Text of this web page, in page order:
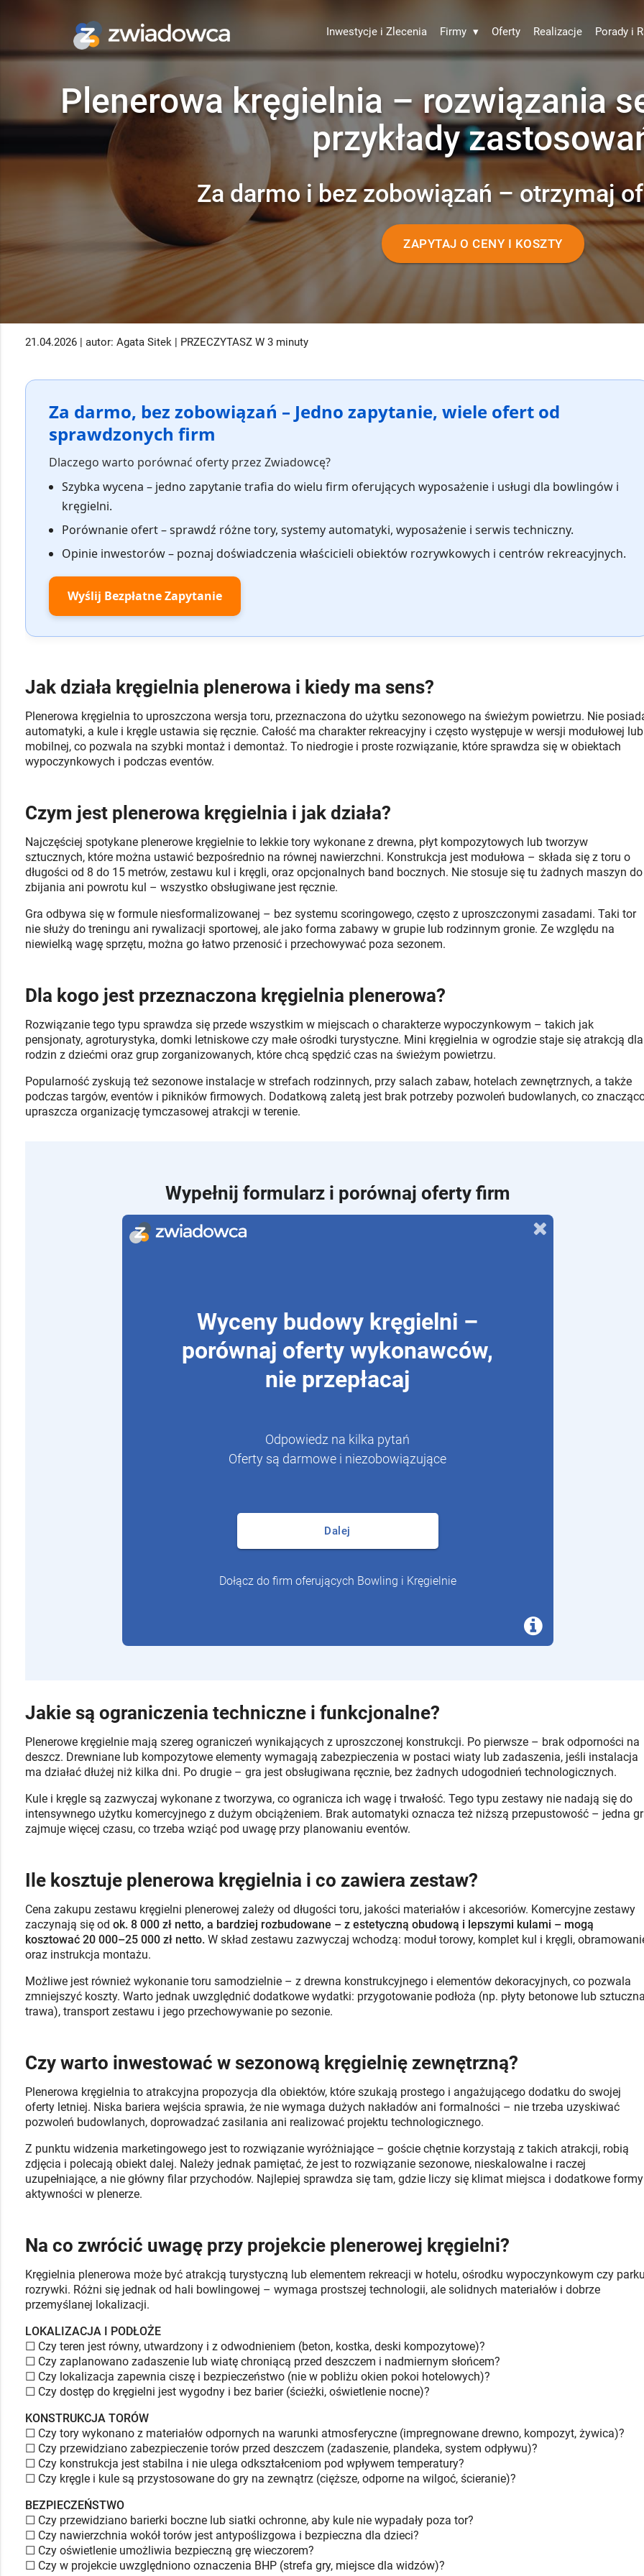
Inwestycje i Zlecenia Firmy ▾ Oferty Realizacje Porady i
Plenerowa kręgielnia – rozwiązania
przykłady
Za darmo i bez zobowiązań – otrzymaj
ZAPYTAJ O CENY I KOSZTY
21.04.2026 | autor: Agata Sitek | PRZECZYTASZ W 3 minuty
Za darmo, bez zobowiązań – Jedno zapytanie, wiele ofert od
sprawdzonych firm
Dlaczego warto porównać oferty przez Zwiadowcę?
Szybka wycena – jedno zapytanie trafia do wielu firm oferujących wyposażenie i usługi dla bowlingów i
kręgielni.
Porównanie ofert– sprawdź różne tory, systemy automatyki, wyposażenie i serwis techniczny.
Opinie inwestorów– poznaj doświadczenia właścicieli obiektów rozrywkowych i centrów rekreacyjnych.
Wyślij Bezpłatne Zapytanie
Jak działa kręgielnia plenerowa i kiedy ma sens?
Plenerowa kręgielnia to uproszczona wersja toru, przeznaczona do użytku sezonowego na świeżym powietrzu. Nie
automatyki, a kule i kręgle ustawia się ręcznie. Całość ma charakter rekreacyjny i często występuje w wersji modułowej lub
mobilnej, co pozwala na szybki montaż i demontaż. To niedrogie i proste rozwiązanie, które sprawdza się w obiektach
wypoczynkowych i podczas eventów.
Czym jest plenerowa kręgielnia i jak działa?
Najczęściej spotykane plenerowe kręgielnie to lekkie tory wykonane z drewna, płyt kompozytowych lub tworzyw
sztucznych, które można ustawić bezpośrednio na równej nawierzchni. Konstrukcja jest modułowa – składa się z toru o
długości od 8 do 15 metrów, zestawu kul i kręgli, oraz opcjonalnych band bocznych. Nie stosuje się tu żadnych maszyn do
zbijania ani powrotu kul – wszystko obsługiwane jest ręcznie.
Gra odbywa się w formule niesformalizowanej – bez systemu scoringowego, często z uproszczonymi zasadami. Taki tor
nie służy do treningu ani rywalizacji sportowej, ale jako forma zabawy w grupie lub rodzinnym gronie. Ze względu na
niewielką wagę sprzętu, można go łatwo przenosić i przechowywać poza sezonem.
Dla kogo jest przeznaczona kręgielnia plenerowa?
Rozwiązanie tego typu sprawdza się przede wszystkim w miejscach o charakterze wypoczynkowym – takich jak
pensjonaty, agroturystyka, domki letniskowe czy małe ośrodki turystyczne. Mini kręgielnia w ogrodzie staje się atrakcją dla
rodzin z dziećmi oraz grup zorganizowanych, które chcą spędzić czas na świeżym powietrzu.
Popularność zyskują też sezonowe instalacje w strefach rodzinnych, przy salach zabaw, hotelach zewnętrznych, a także
podczas targów, eventów i pikników firmowych. Dodatkową zaletą jest brak potrzeby pozwoleń budowlanych, co
upraszcza organizację tymczasowej atrakcji w terenie.
Wypełnij formularz i porównaj oferty firm
Wyceny budowy kręgielni –
porównaj oferty wykonawców,
nie przepłacaj
Odpowiedz na kilka pytań
Oferty są darmowe i niezobowiązujące
Dalej
Dołącz do firm oferujących Bowling i Kręgielnie
Jakie są ograniczenia techniczne i funkcjonalne?
Plenerowe kręgielnie mają szereg ograniczeń wynikających z uproszczonej konstrukcji. Po pierwsze – brak odporności na
deszcz. Drewniane lub kompozytowe elementy wymagają zabezpieczenia w postaci wiaty lub zadaszenia, jeśli instalacja
ma działać dłużej niż kilka dni. Po drugie – gra jest obsługiwana ręcznie, bez żadnych udogodnień technologicznych.
Kule i kręgle są zazwyczaj wykonane z tworzywa, co ogranicza ich wagę i trwałość. Tego typu zestawy nie nadają się do
intensywnego użytku komercyjnego z dużym obciążeniem. Brak automatyki oznacza też niższą przepustowość – jedna
zajmuje więcej czasu, co trzeba wziąć pod uwagę przy planowaniu eventów.
Ile kosztuje plenerowa kręgielnia i co zawiera zestaw?
Cena zakupu zestawu kręgielni plenerowej zależy od długości toru, jakości materiałów i akcesoriów. Komercyjne zestawy
zaczynają się od ok. 8 000 zł netto, a bardziej rozbudowane – z estetyczną obudową i lepszymi kulami – mogą
kosztować 20 000–25 000 zł netto. W skład zestawu zazwyczaj wchodzą: moduł torowy, komplet kul i kręgli,
oraz instrukcja montażu.
Możliwe jest również wykonanie toru samodzielnie – z drewna konstrukcyjnego i elementów dekoracyjnych, co pozwala
zmniejszyć koszty. Warto jednak uwzględnić dodatkowe wydatki: przygotowanie podłoża (np. płyty betonowe lub
trawa), transport zestawu i jego przechowywanie po sezonie.
Czy warto inwestować w sezonową kręgielnię zewnętrzną?
Plenerowa kręgielnia to atrakcyjna propozycja dla obiektów, które szukają prostego i angażującego dodatku do swojej
oferty letniej. Niska bariera wejścia sprawia, że nie wymaga dużych nakładów ani formalności – nie trzeba uzyskiwać
pozwoleń budowlanych, doprowadzać zasilania ani realizować projektu technologicznego.
Z punktu widzenia marketingowego jest to rozwiązanie wyróżniające – goście chętnie korzystają z takich atrakcji, robią
zdjęcia i polecają obiekt dalej. Należy jednak pamiętać, że jest to rozwiązanie sezonowe, nieskalowalne i raczej
uzupełniające, a nie główny filar przychodów. Najlepiej sprawdza się tam, gdzie liczy się klimat miejsca i dodatkowe formy
aktywności w plenerze.
Na co zwrócić uwagę przy projekcie plenerowej kręgielni?
Kręgielnia plenerowa może być atrakcją turystyczną lub elementem rekreacji w hotelu, ośrodku wypoczynkowym czy
rozrywki. Różni się jednak od hali bowlingowej – wymaga prostszej technologii, ale solidnych materiałów i dobrze
przemyślanej lokalizacji.
LOKALIZACJA I PODŁOŻE
☐ Czy teren jest równy, utwardzony i z odwodnieniem (beton, kostka, deski kompozytowe)?
☐ Czy zaplanowano zadaszenie lub wiatę chroniącą przed deszczem i nadmiernym słońcem?
☐ Czy lokalizacja zapewnia ciszę i bezpieczeństwo (nie w pobliżu okien pokoi hotelowych)?
☐ Czy dostęp do kręgielni jest wygodny i bez barier (ścieżki, oświetlenie nocne)?
KONSTRUKCJA TORÓW
☐ Czy tory wykonano z materiałów odpornych na warunki atmosferyczne (impregnowane drewno, kompozyt, żywica)?
☐ Czy przewidziano zabezpieczenie torów przed deszczem (zadaszenie, plandeka, system odpływu)?
☐ Czy konstrukcja jest stabilna i nie ulega odkształceniom pod wpływem temperatury?
☐ Czy kręgle i kule są przystosowane do gry na zewnątrz (cięższe, odporne na wilgoć, ścieranie)?
BEZPIECZEŃSTWO
☐ Czy przewidziano barierki boczne lub siatki ochronne, aby kule nie wypadały poza tor?
☐ Czy nawierzchnia wokół torów jest antypoślizgowa i bezpieczna dla dzieci?
☐ Czy oświetlenie umożliwia bezpieczną grę wieczorem?
☐ Czy w projekcie uwzględniono oznaczenia BHP (strefa gry, miejsce dla widzów)?